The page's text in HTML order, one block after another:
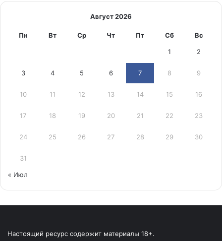
Август 2026
Пн Вт Ср Чт Пт Сб Вс
1 2
3 4 5 6 7 8 9
10 11 12 13 14 15 16
17 18 19 20 21 22 23
24 25 26 27 28 29 30
31
« Июл
Настоящий ресурс содержит материалы 18+.